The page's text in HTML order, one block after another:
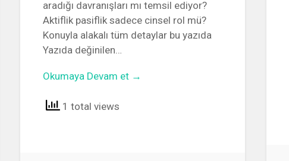
aradığı davranışları mı temsil ediyor?
Aktiflik pasiflik sadece cinsel rol mü?
Konuyla alakalı tüm detaylar bu yazıda
Yazıda değinilen…
Okumaya Devam et →
1 total views